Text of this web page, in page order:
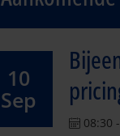
10
Sep
08:30